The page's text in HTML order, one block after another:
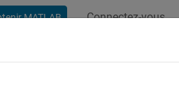
MATLAB Connectez-vous